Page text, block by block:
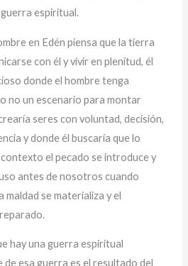
espiritual.
en Edén piensa que la tierra
con él y vivir en plenitud, él
donde el hombre tenga
no un escenario para montar
seres con voluntad, decisión,
y donde él buscaría que lo
contexto el pecado se introduce y
antes de nosotros cuando
maldad se materializa y el
hay una guerra espiritual
esa guerra es el resultado del